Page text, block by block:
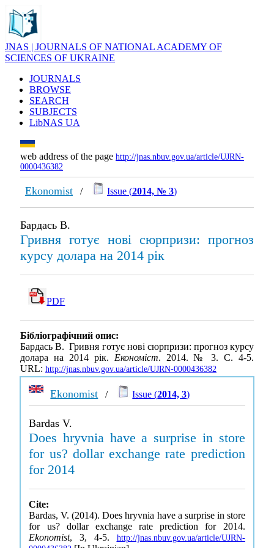
JNAS | JOURNALS OF NATIONAL ACADEMY OF
SCIENCES OF UKRAINE
JOURNALS
BROWSE
SEARCH
SUBJECTS
LibNAS UA
web address of the page http://jnas.nbuv.gov.ua/article/UJRN-
0000436382
Ekonomist / Issue (2014, № 3)
Бардась В.
Гривня готує нові сюрпризи: прогноз
курсу долара на 2014 рік
PDF
Бібліографічний опис:
Бардась В. Гривня готує нові сюрпризи: прогноз курсу
долара на 2014 рік. Економіст. 2014. № 3. С. 4-5.
URL: http://jnas.nbuv.gov.ua/article/UJRN-0000436382
Ekonomist / Issue (2014, 3)
Bardas V.
Does hryvnia have a surprise in store
for us? dollar exchange rate prediction
for 2014
Cite:
Bardas, V. (2014). Does hryvnia have a surprise in store
for us? dollar exchange rate prediction for 2014.
Ekonomist, 3, 4-5. http://jnas.nbuv.gov.ua/article/UJRN-